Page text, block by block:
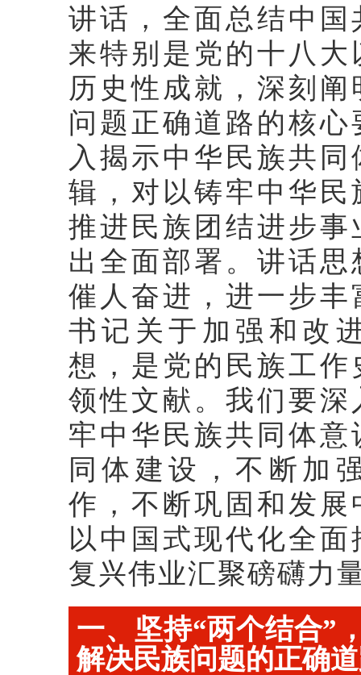
讲话，全面总结中
来特别是党的十八
历史性成就，深刻
问题正确道路的核
入揭示中华民族共
辑，对以铸牢中华
推进民族团结进步
出全面部署。讲话
催人奋进，进一步
书记关于加强和改
想，是党的民族工
领性文献。我们要
牢中华民族共同体
同体建设，不断加
作，不断巩固和发
以中国式现代化全
复兴伟业汇聚磅礴力
一、 坚持“两个结合”
解决民族问题的正确